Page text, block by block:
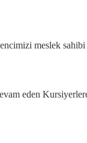
meslek
eden